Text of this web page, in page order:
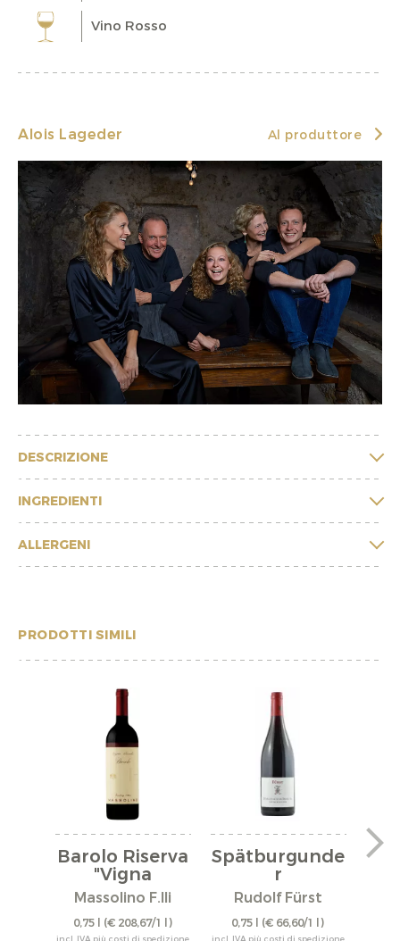
Vino Rosso
Alois Lageder Al produttore
DESCRIZIONE
INGREDIENTI
ALLERGENI
PRODOTTI SIMILI
Barolo Riserva
"Vigna
Rionda"...
Massolino F.lli
0,75 l (€ 208,67/1 l)
Spätburgunde
r
"Bürgstadter...
Rudolf Fürst
0,75 l (€ 66,60/1 l)